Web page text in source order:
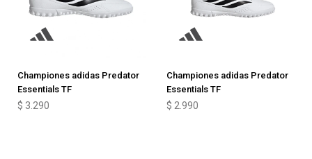
Championes adidas Predator
Essentials TF
$ 3.290
Championes adidas Predator
Essentials TF
$ 2.990